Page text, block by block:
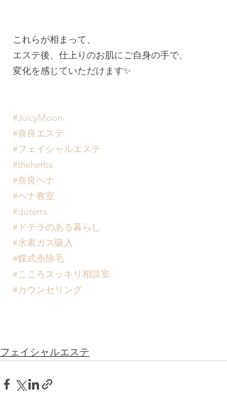
これらが相まって、
エステ後、仕上りのお肌にご自身の手で、
変化を感じていただけます✨
#JuicyMoon
#奈良エステ
#フェイシャルエステ
#theherbs
#奈良ヘナ
#ヘナ教室
#doterra
#ドテラのある暮らし
#水素ガス吸入
#蝶式糸除毛
#こころスッキリ相談室
#カウンセリング
フェイシャルエステ